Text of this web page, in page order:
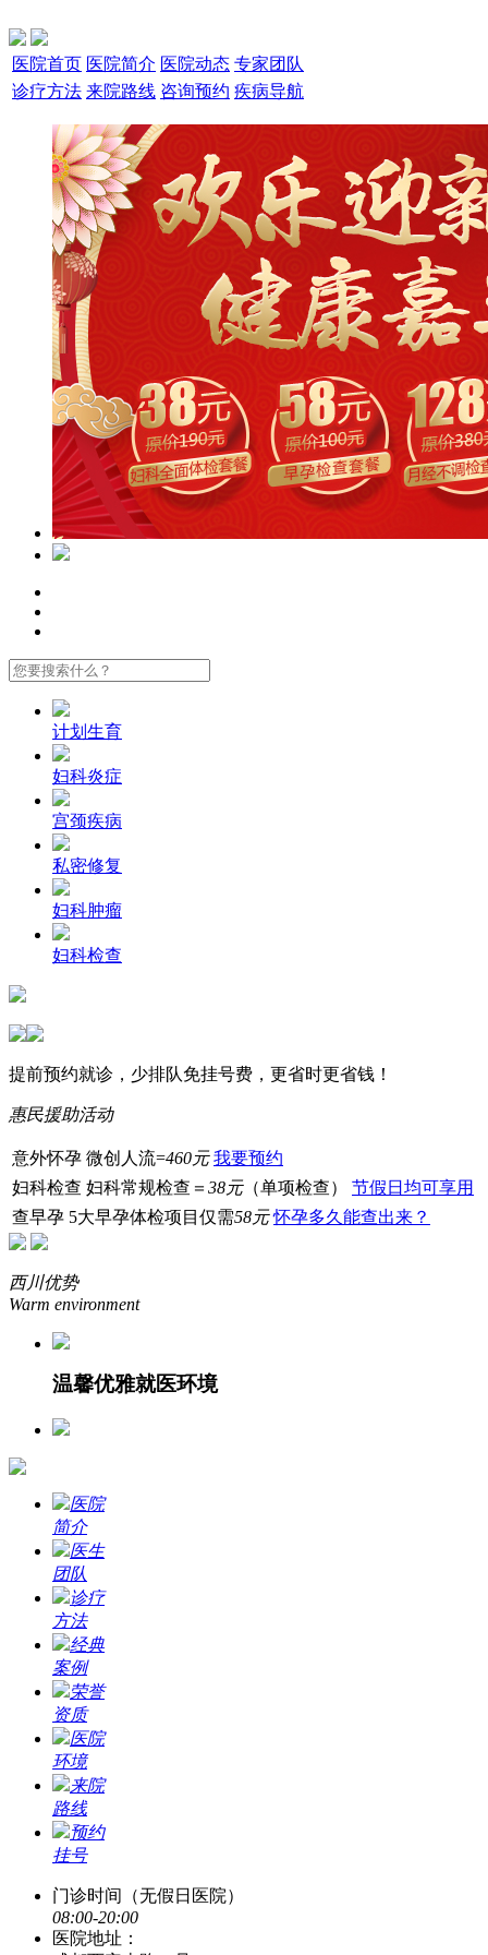
医院首页 医院简介 医院动态 专家团队
诊疗方法 来院路线 咨询预约 疾病导航
计划生育
妇科炎症
宫颈疾病
私密修复
妇科肿瘤
妇科检查
提前预约就诊，少排队免挂号费，更省时更省钱！
惠民援助活动
意外怀孕 微创人流=460元 我要预约
妇科检查 妇科常规检查＝ 38元（单项检查）
节假日均可享用
查早孕 5大早孕体检项目仅需58元 怀孕多久能查出来？
西川优势
Warm environment
温馨优雅就医环境
医院
简介
医生
团队
诊疗
方法
经典
案例
荣誉
资质
医院
环境
来院
路线
预约
挂号
门诊时间（无假日医院）
08:00-20:00
医院地址：